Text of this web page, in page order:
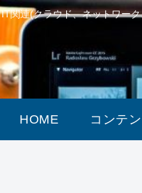
IT関連(クラウド、ネットワー
HOME コンテ